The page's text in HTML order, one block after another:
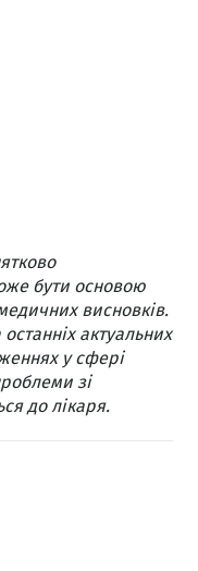
бути основою
висновків.
останніх актуальних
у сфері
зі
до лікаря.